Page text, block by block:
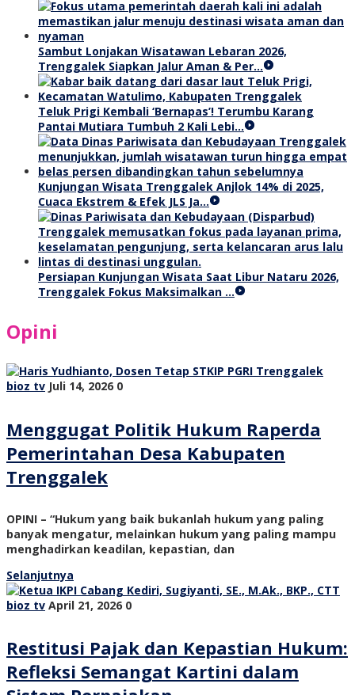
Sambut Lonjakan Wisatawan Lebaran 2026,
Trenggalek Siapkan Jalur Aman & Per…
Teluk Prigi Kembali ‘Bernapas’! Terumbu Karang
Pantai Mutiara Tumbuh 2 Kali Lebi…
Kunjungan Wisata Trenggalek Anjlok 14% di 2025,
Cuaca Ekstrem & Efek JLS Ja…
Persiapan Kunjungan Wisata Saat Libur Nataru 2026,
Trenggalek Fokus Maksimalkan …
Opini
bioz tv Juli 14, 2026 0
Menggugat Politik Hukum Raperda
Pemerintahan Desa Kabupaten
Trenggalek
OPINI – “Hukum yang baik bukanlah hukum yang paling
banyak mengatur, melainkan hukum yang paling mampu
menghadirkan keadilan, kepastian, dan
Selanjutnya
bioz tv April 21, 2026 0
Restitusi Pajak dan Kepastian Hukum:
Refleksi Semangat Kartini dalam